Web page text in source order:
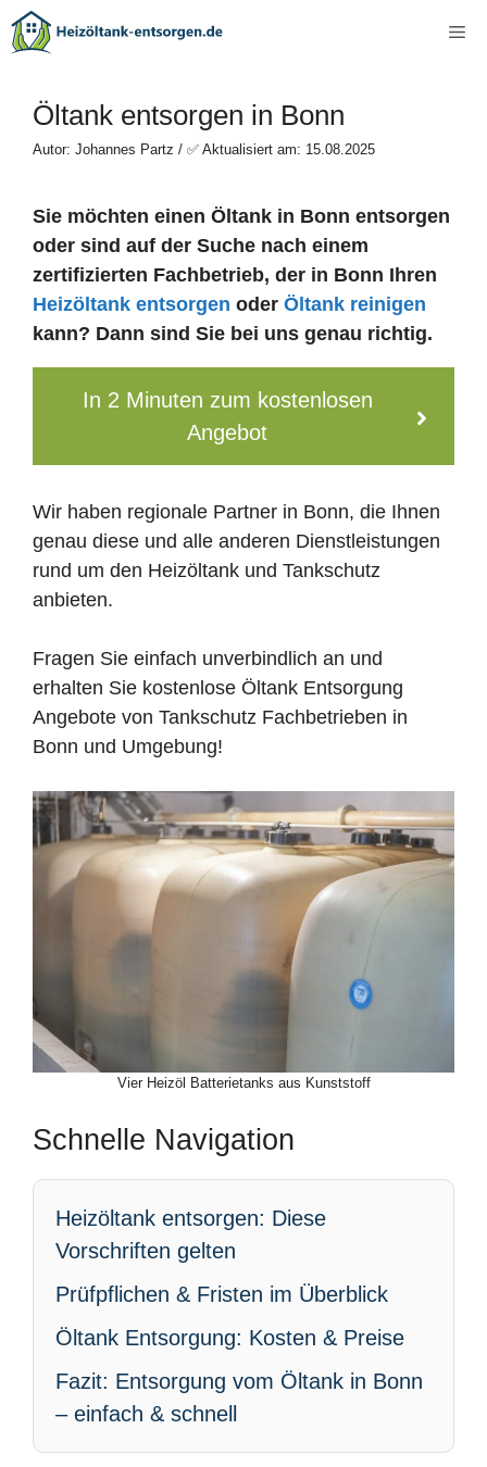
Zum
Inhalt
Öltank entsorgen in Bonn
Autor: Johannes Partz / ✅ Aktualisiert am: 15.08.2025
Sie möchten einen Öltank in Bonn entsorgen
oder sind auf der Suche nach einem
zertifizierten Fachbetrieb, der in Bonn Ihren
Heizöltank entsorgen oder Öltank reinigen
kann? Dann sind Sie bei uns genau richtig.
In 2 Minuten zum kostenlosen
Angebot
Wir haben regionale Partner in Bonn, die Ihnen
genau diese und alle anderen Dienstleistungen
rund um den Heizöltank und Tankschutz
anbieten.
Fragen Sie einfach unverbindlich an und
erhalten Sie kostenlose Öltank Entsorgung
Angebote von Tankschutz Fachbetrieben in
Bonn und Umgebung!
Vier Heizöl Batterietanks aus Kunststoff
Schnelle Navigation
Heizöltank entsorgen: Diese
Vorschriften gelten
Prüfpflichen & Fristen im Überblick
Öltank Entsorgung: Kosten & Preise
Fazit: Entsorgung vom Öltank in Bonn
– einfach & schnell